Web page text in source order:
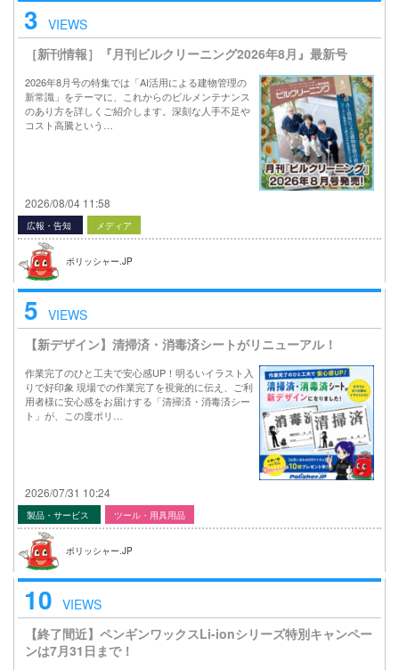
3 VIEWS
［新刊情報］『月刊ビルクリーニング2026年8月』最新号
2026年8月号の特集では「AI活用による建物管理の
新常識」をテーマに、これからのビルメンテナンス
のあり方を詳しくご紹介します。深刻な人手不足や
コスト高騰という…
2026/08/04 11:58
広報・告知 メディア
ポリッシャー.JP
5 VIEWS
【新デザイン】清掃済・消毒済シートがリニューアル！
作業完了のひと工夫で安心感UP！明るいイラスト入
りで好印象 現場での作業完了を視覚的に伝え、ご利
用者様に安心感をお届けする「清掃済・消毒済シー
ト」が、この度ポリ…
2026/07/31 10:24
製品・サービス ツール・用具用品
ポリッシャー.JP
10 VIEWS
【終了間近】ペンギンワックスLi-ionシリーズ特別キャンペー
ンは7月31日まで！